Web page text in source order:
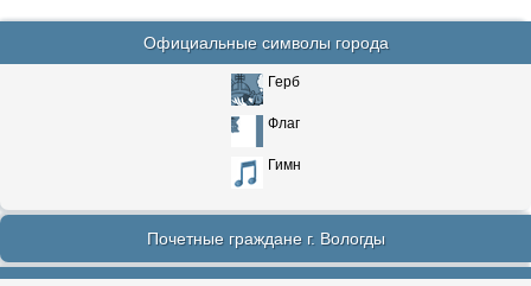
Официальные символы города
Герб
Флаг
Гимн
Почетные граждане г. Вологды